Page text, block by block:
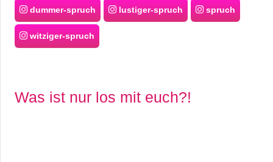
dummer-spruch lustiger-spruch spruch
witziger-spruch
Was ist nur los mit euch?!